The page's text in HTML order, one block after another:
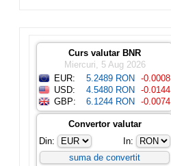
Curs valutar BNR
Miercuri, 5 Aug 2026
EUR:
5.2489 RON
-0.0008
USD:
4.5480 RON
-0.0144
GBP:
6.1244 RON -0.0074
Convertor valutar
Din:
In: